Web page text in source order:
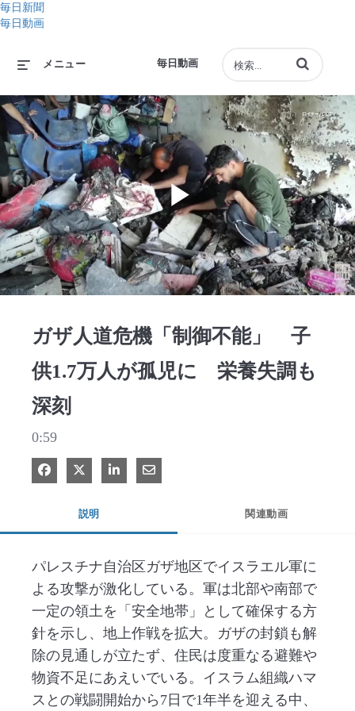
毎日新聞
毎日動画
毎日動画
メニュー 動画の検索語句
Play
ガザ人道危機「制御不能」 子
供1.7万人が孤児に 栄養失調も
深刻
0:59
Facebook で共有
Xで共有する
LinkedIn で共有
電子メールで共有
説明 関連動画
パレスチナ自治区ガザ地区でイスラエル軍に
よる攻撃が激化している。軍は北部や南部で
一定の領土を「安全地帯」として確保する方
針を示し、地上作戦を拡大。ガザの封鎖も解
除の見通しが立たず、住民は度重なる避難や
物資不足にあえいでいる。イスラム組織ハマ
スとの戦闘開始から7日で1年半を迎える中、